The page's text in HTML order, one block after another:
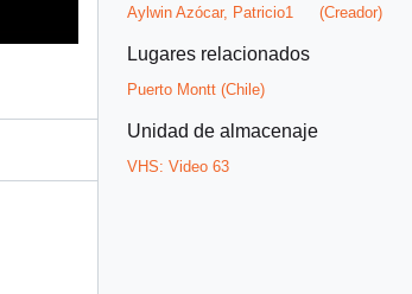
Aylwin Azócar, Patricio1 (Creador)
Lugares relacionados
Puerto Montt (Chile)
Unidad de almacenaje
VHS: Video 63